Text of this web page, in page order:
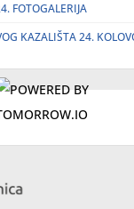
FOTOGALERIJA
KAZALIŠTA 24.